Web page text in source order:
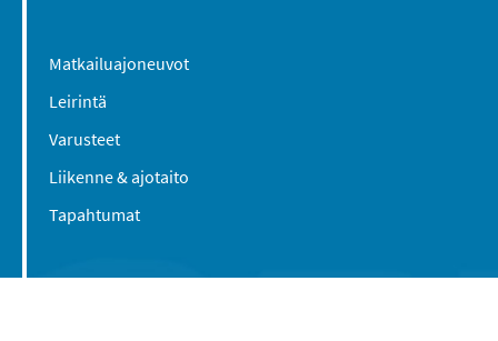
Matkailuajoneuvot
Leirintä
Varusteet
Liikenne & ajotaito
Tapahtumat